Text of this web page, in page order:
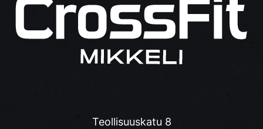
Teollisuuskatu 8